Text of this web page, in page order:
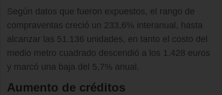
Según datos que fueron expuestos, el rango de
compraventas creció un 233,6% interanual, hasta
alcanzar las 51.136 unidades, en tanto el costo del
medio metro cuadrado descendió a los 1.428 euros
y marcó una baja del 5,7% anual.
Aumento de créditos